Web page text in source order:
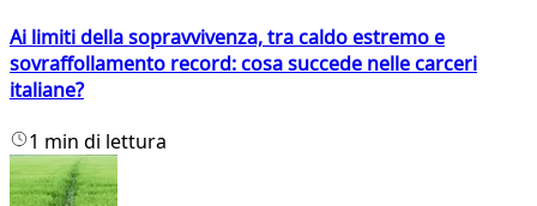
Ai limiti della sopravvivenza, tra caldo estremo e
sovraffollamento record: cosa succede nelle carceri
italiane?
1 min di lettura